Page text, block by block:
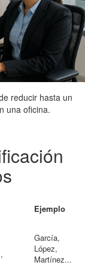
reducir hasta un
una oficina.
Ejemplo
García,
López,
Martínez...